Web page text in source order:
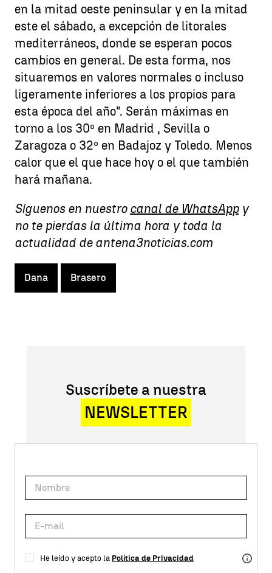
en la mitad oeste peninsular y en la mitad
este el sábado, a excepción de litorales
mediterráneos, donde se esperan pocos
cambios en general. De esta forma, nos
situaremos en valores normales o incluso
ligeramente inferiores a los propios para
esta época del año". Serán máximas en
torno a los 30º en Madrid , Sevilla o
Zaragoza o 32º en Badajoz y Toledo. Menos
calor que el que hace hoy o el que también
hará mañana.
Síguenos en nuestro canal de WhatsAppy
no te pierdas la última hora y toda la
actualidad de antena3noticias.com
Dana Brasero
Suscríbete a nuestra
NEWSLETTER
He leído y acepto la Política de Privacidad